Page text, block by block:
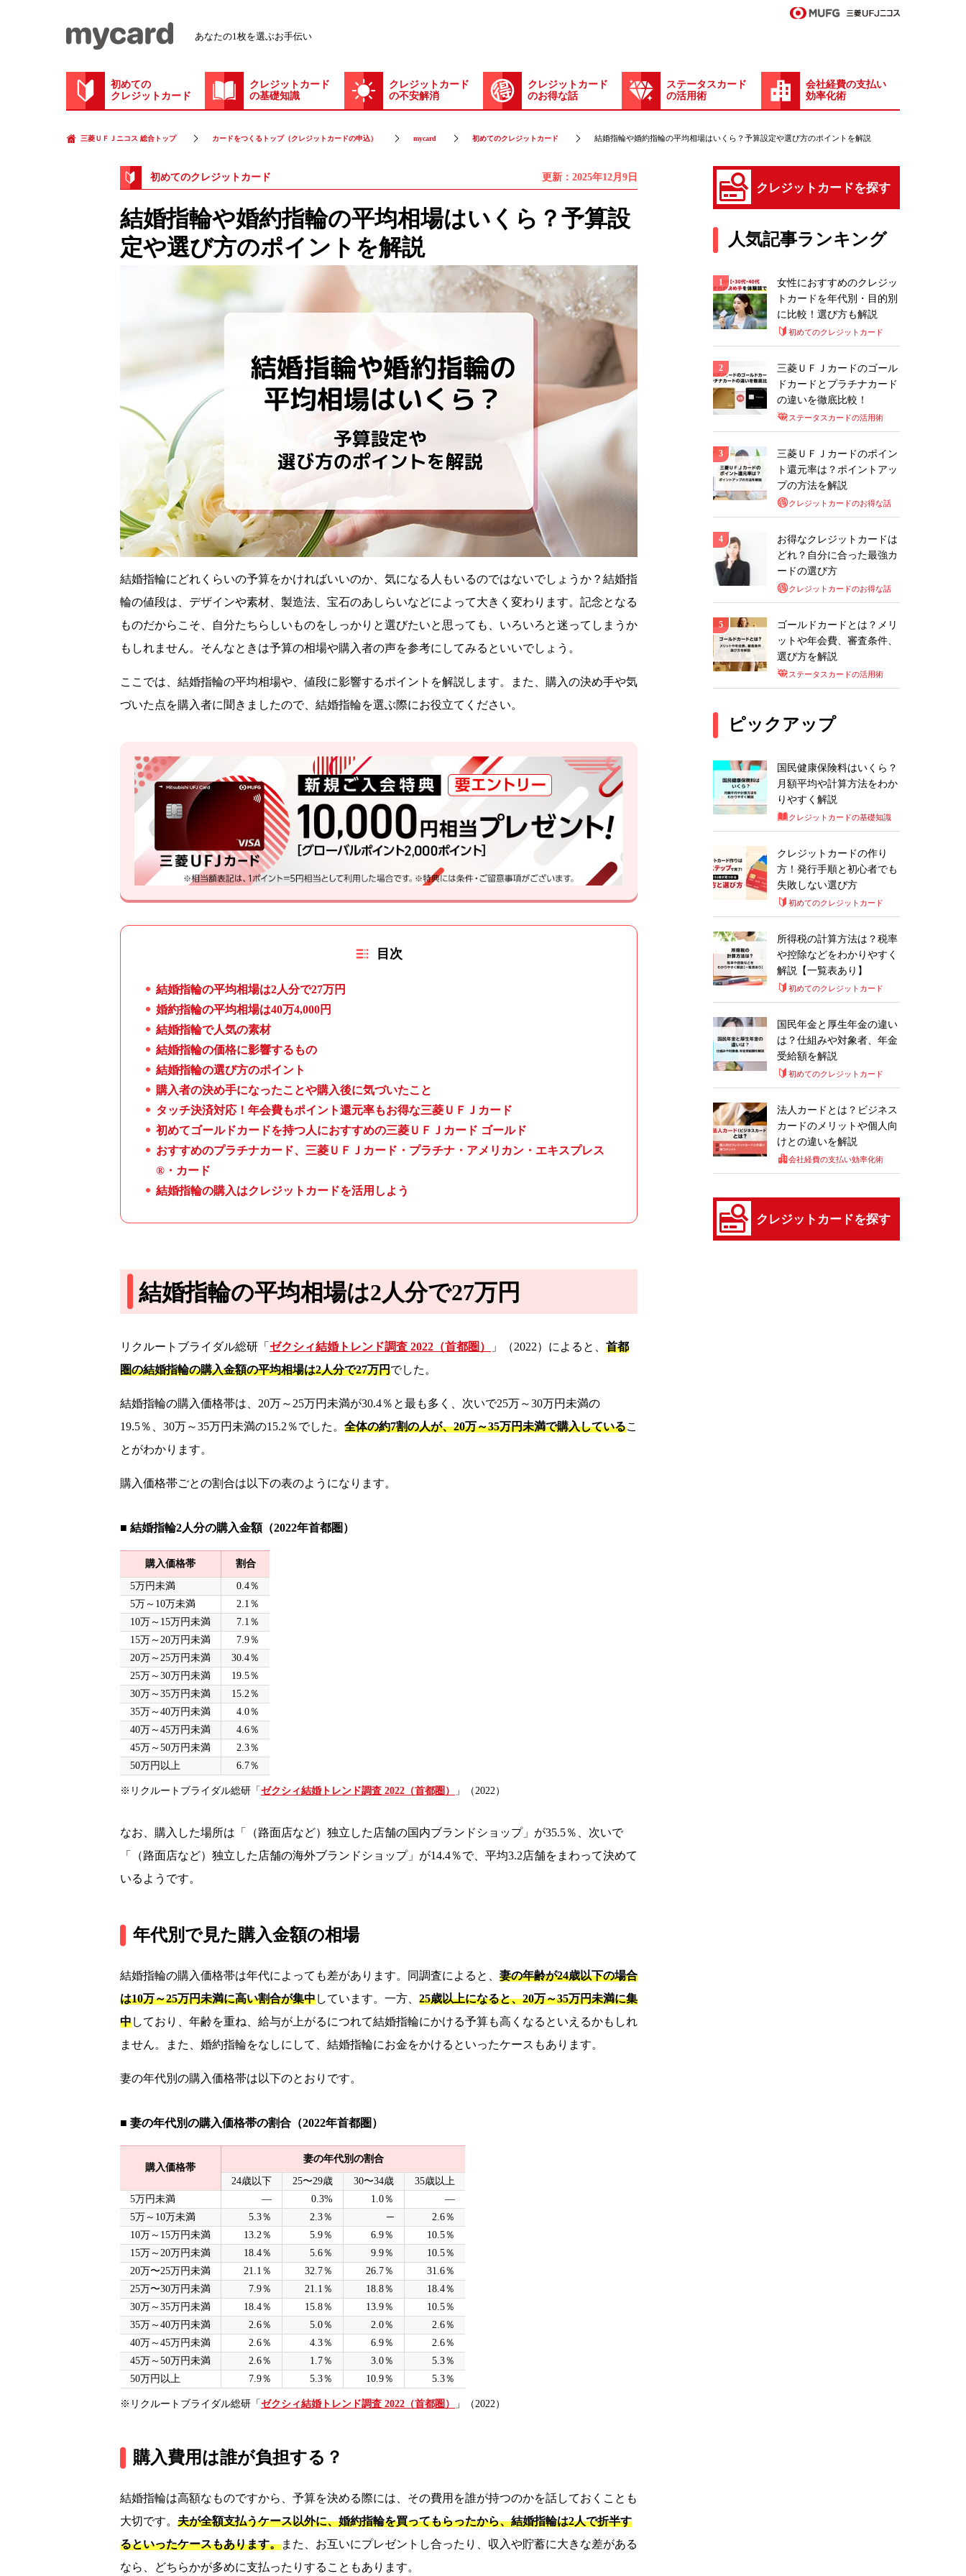
あなたの1枚を選ぶお手伝い
初めての
クレジットカード
クレジットカード
の基礎知識
クレジットカード
の不安解消
クレジットカード
のお得な話
ステータスカード
の活用術
会社経費の支払い
効率化術
三菱ＵＦＪニコス 総合トップ カードをつくるトップ（クレジットカードの申込） mycard 初めてのクレジットカード 結婚指輪や婚約指輪の平均相場はいくら？予算設定や選び方のポイントを解説
初めてのクレジットカード 更新：2025年12月9日
結婚指輪や婚約指輪の平均相場はいくら？予算設
定や選び方のポイントを解説
結婚指輪にどれくらいの予算をかければいいのか、気になる人もいるのではないでしょうか？結婚指
輪の値段は、デザインや素材、製造法、宝石のあしらいなどによって大きく変わります。記念となる
ものだからこそ、自分たちらしいものをしっかりと選びたいと思っても、いろいろと迷ってしまうか
もしれません。そんなときは予算の相場や購入者の声を参考にしてみるといいでしょう。
ここでは、結婚指輪の平均相場や、値段に影響するポイントを解説します。また、購入の決め手や気
づいた点を購入者に聞きましたので、結婚指輪を選ぶ際にお役立てください。
目次
結婚指輪の平均相場は2人分で27万円
婚約指輪の平均相場は40万4,000円
結婚指輪で人気の素材
結婚指輪の価格に影響するもの
結婚指輪の選び方のポイント
購入者の決め手になったことや購入後に気づいたこと
タッチ決済対応！年会費もポイント還元率もお得な三菱ＵＦＪカード
初めてゴールドカードを持つ人におすすめの三菱ＵＦＪカード ゴールド
おすすめのプラチナカード、三菱ＵＦＪカード・プラチナ・アメリカン・エキスプレス
®・カード
結婚指輪の購入はクレジットカードを活用しよう
結婚指輪の平均相場は2人分で27万円
リクルートブライダル総研「 ゼクシィ結婚トレンド調査 2022（首都圏） 」（2022）によると、 首都
圏の結婚指輪の購入金額の平均相場は2人分で27万円でした。
結婚指輪の購入価格帯は、20万～25万円未満が30.4％と最も多く、次いで25万～30万円未満の
19.5％、30万～35万円未満の15.2％でした。 全体の約7割の人が、20万～35万円未満で購入しているこ
とがわかります。
購入価格帯ごとの割合は以下の表のようになります。
■ 結婚指輪2人分の購入金額（2022年首都圏）
購入価格帯 割合
5万円未満
0.4％
5万～10万未満
2.1％
10万～15万円未満
7.1％
15万～20万円未満
7.9％
20万～25万円未満
30.4％
25万～30万円未満
19.5％
30万～35万円未満
15.2％
35万～40万円未満
4.0％
40万～45万円未満
4.6％
45万～50万円未満
2.3％
50万円以上
6.7％
※リクルートブライダル総研「 ゼクシィ結婚トレンド調査 2022（首都圏） 」（2022）
なお、購入した場所は「（路面店など）独立した店舗の国内ブランドショップ」が35.5％、次いで
「（路面店など）独立した店舗の海外ブランドショップ」が14.4％で、平均3.2店舗をまわって決めて
いるようです。
年代別で見た購入金額の相場
結婚指輪の購入価格帯は年代によっても差があります。同調査によると、 妻の年齢が24歳以下の場合
は10万～25万円未満に高い割合が集中しています。一方、 25歳以上になると、20万～35万円未満に集
中しており、年齢を重ね、給与が上がるにつれて結婚指輪にかける予算も高くなるといえるかもしれ
ません。また、婚約指輪をなしにして、結婚指輪にお金をかけるといったケースもあります。
妻の年代別の購入価格帯は以下のとおりです。
■ 妻の年代別の購入価格帯の割合（2022年首都圏）
購入価格帯
妻の年代別の割合
24歳以下 25〜29歳 30〜34歳
35歳以上
5万円未満
― 0.3% 1.0％
―
5万～10万未満
5.3％ 2.3％ ─
2.6％
10万～15万円未満
13.2％ 5.9％ 6.9％
10.5％
15万～20万円未満
18.4％ 5.6％ 9.9％
10.5％
20万〜25万円未満
21.1％ 32.7％ 26.7％
31.6％
25万〜30万円未満
7.9％ 21.1％ 18.8％
18.4％
30万～35万円未満
18.4％ 15.8％ 13.9％
10.5％
35万～40万円未満
2.6％ 5.0％ 2.0％
2.6％
40万～45万円未満
2.6％ 4.3％ 6.9％
2.6％
45万～50万円未満
2.6％ 1.7％ 3.0％
5.3％
50万円以上
7.9％ 5.3％ 10.9％ 5.3％
※リクルートブライダル総研「 ゼクシィ結婚トレンド調査 2022（首都圏） 」（2022）
購入費用は誰が負担する？
結婚指輪は高額なものですから、予算を決める際には、その費用を誰が持つのかを話しておくことも
大切です。 夫が全額支払うケース以外に、婚約指輪を買ってもらったから、結婚指輪は2人で折半す
るといったケースもあります。また、お互いにプレゼントし合ったり、収入や貯蓄に大きな差がある
なら、どちらかが多めに支払ったりすることもあります。
クレジットカードを探す
人気記事ランキング
女性におすすめのクレジッ
トカードを年代別・目的別
に比較！選び方も解説
初めてのクレジットカード
三菱ＵＦＪカードのゴール
ドカードとプラチナカード
の違いを徹底比較！
ステータスカードの活用術
三菱ＵＦＪカードのポイン
ト還元率は？ポイントアッ
プの方法を解説
クレジットカードのお得な話
お得なクレジットカードは
どれ？自分に合った最強カ
ードの選び方
クレジットカードのお得な話
ゴールドカードとは？メリ
ットや年会費、審査条件、
選び方を解説
ステータスカードの活用術
ピックアップ
国民健康保険料はいくら？
月額平均や計算方法をわか
りやすく解説
クレジットカードの基礎知識
クレジットカードの作り
方！発行手順と初心者でも
失敗しない選び方
初めてのクレジットカード
所得税の計算方法は？税率
や控除などをわかりやすく
解説【一覧表あり】
初めてのクレジットカード
国民年金と厚生年金の違い
は？仕組みや対象者、年金
受給額を解説
初めてのクレジットカード
法人カードとは？ビジネス
カードのメリットや個人向
けとの違いを解説
会社経費の支払い効率化術
クレジットカードを探す